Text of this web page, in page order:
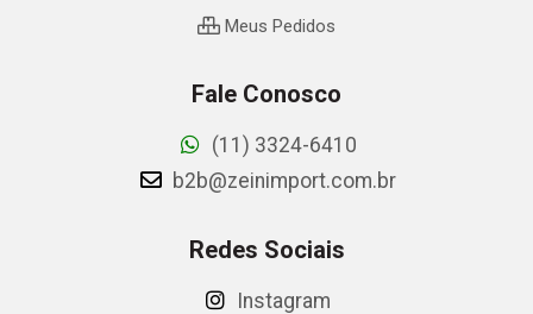
Meus Pedidos
Fale Conosco
(11) 3324-6410
b2b@zeinimport.com.br
Redes Sociais
Instagram